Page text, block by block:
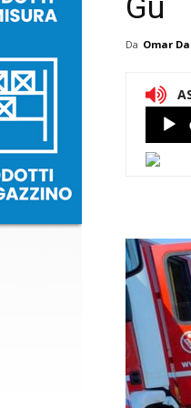
Gu
Da Omar
Lettore
Audio